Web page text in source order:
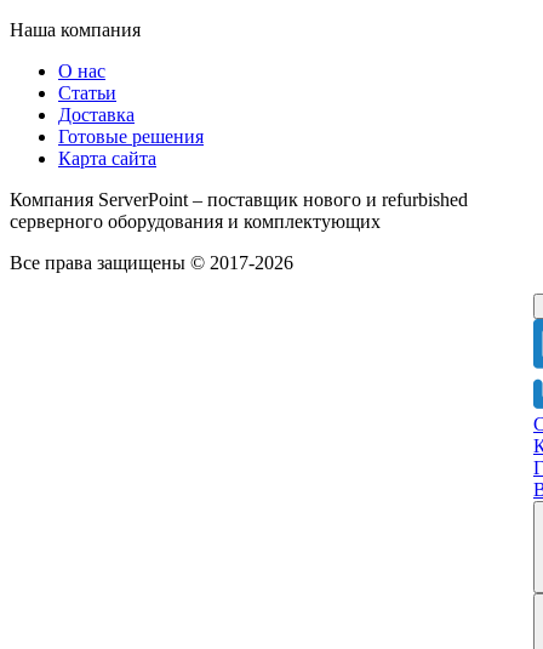
Наша компания
О нас
Статьи
Доставка
Готовые решения
Карта сайта
Компания ServerPoint – поставщик нового и refurbished
серверного оборудования и комплектующих
Все права защищены © 2017-2026